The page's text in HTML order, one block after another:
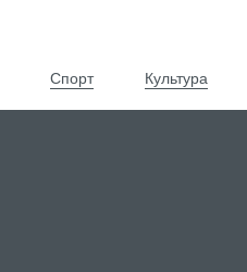
Спорт Культура